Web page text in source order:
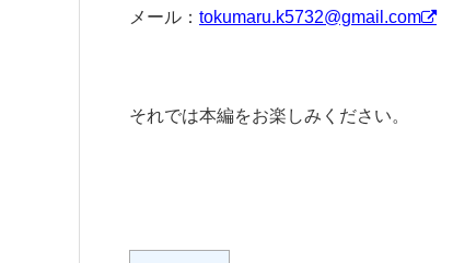
メール： tokumaru.k5732@gmail.com
それでは本編をお楽しみください。